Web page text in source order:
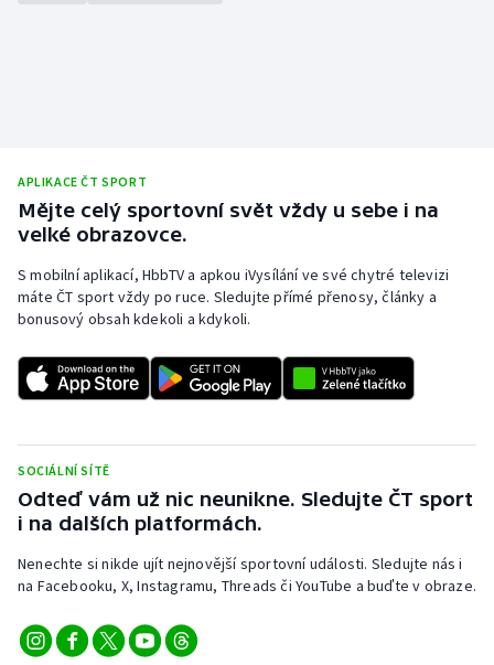
APLIKACE ČT SPORT
Mějte celý sportovní svět vždy u sebe i na
velké obrazovce.
S mobilní aplikací, HbbTV a apkou iVysílání ve své chytré televizi
máte ČT sport vždy po ruce. Sledujte přímé přenosy, články a
bonusový obsah kdekoli a kdykoli.
SOCIÁLNÍ SÍTĚ
Odteď vám už nic neunikne. Sledujte ČT sport
i na dalších platformách.
Nenechte si nikde ujít nejnovější sportovní události. Sledujte nás i
na Facebooku, X, Instagramu, Threads či YouTube a buďte v obraze.